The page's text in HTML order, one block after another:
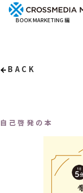
BOOK MARKETING 編
BACK
自己啓発の本